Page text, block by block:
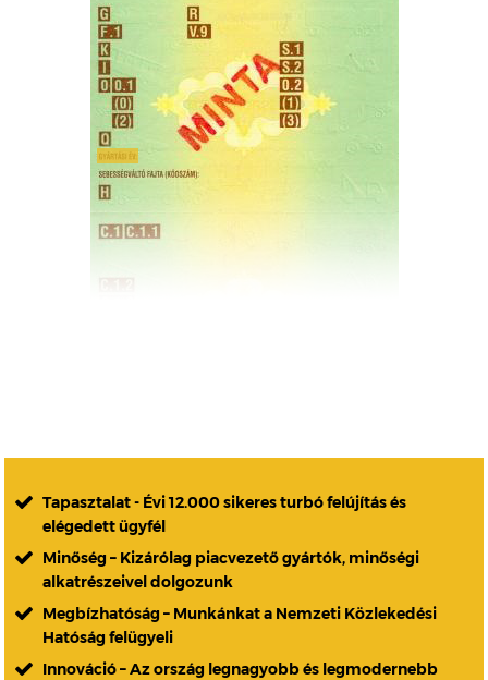
Tapasztalat - Évi 12.000 sikeres turbó felújítás és
elégedett ügyfél
Minőség – Kizárólag piacvezető gyártók, minőségi
alkatrészeivel dolgozunk
Megbízhatóság – Munkánkat a Nemzeti Közlekedési
Hatóság felügyeli
Innováció – Az ország legnagyobb és legmodernebb